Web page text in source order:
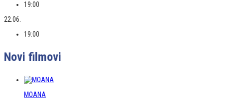
19:00
22.06.
19:00
Novi filmovi
MOANA